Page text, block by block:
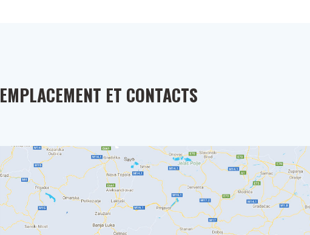
EMPLACEMENT ET CONTACTS